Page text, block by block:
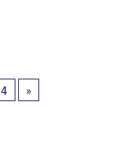
4 »